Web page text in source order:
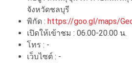
จังหวัดชลบุรี
พิกัด : https://goo.gl/maps/
เปิดให้เข้าชม : 06.00-20.00 น.
โทร : -
เว็บไซต์ : -